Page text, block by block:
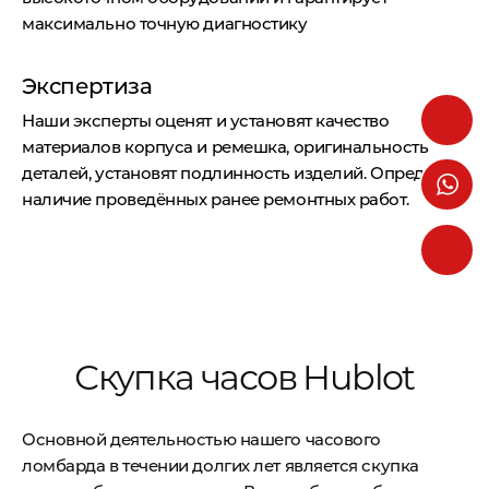
максимально точную диагностику
Экспертиза
Наши эксперты оценят и установят качество
материалов корпуса и ремешка, оригинальность
деталей, установят подлинность изделий. Определят
наличие проведённых ранее ремонтных работ.
Скупка часов Hublot
Основной деятельностью нашего часового
ломбарда в течении долгих лет является скупка